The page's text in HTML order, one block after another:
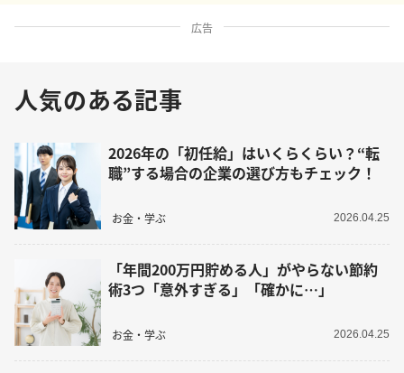
広告
人気のある記事
2026年の「初任給」はいくらくらい？“転
職”する場合の企業の選び方もチェック！
お金・学ぶ 2026.04.25
「年間200万円貯める人」がやらない節約
術3つ「意外すぎる」「確かに…」
お金・学ぶ 2026.04.25